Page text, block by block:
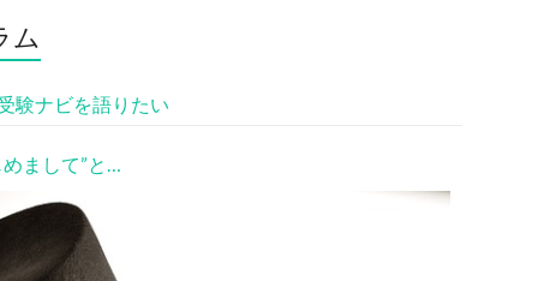
ム
験ナビを語りたい
まして”と…